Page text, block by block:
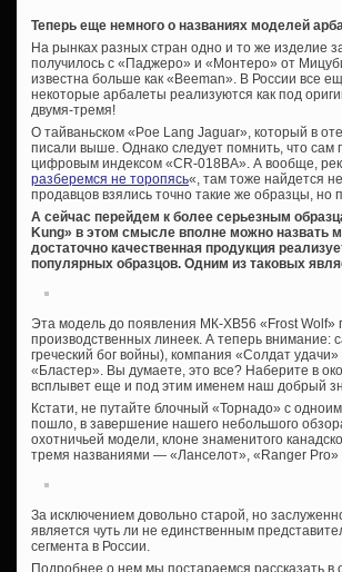
Теперь еще немного о названиях моделей
На рынках разных стран одно и то же изделие
получилось с «Паджеро» и «Монтеро» от
известна больше как «Beeman». В России все
некоторые арбалеты реализуются как под
двумя-тремя!
О тайваньском «Poe Lang Jaguar», который в
писали выше. Однако следует помнить, что сам
цифровым индексом «CR-018BA». А вообще,
разберемся не торопясь«, там тоже найдется
продавцов взялись точно такие же образцы,
А сейчас перейдем к более серьезным
Kung» в этом смысле вполне можно назвать
достаточно качественная продукция
популярных образцов. Одним из таковых
Эта модель до появления МК-XB56 «Frost Wolf»
производственных линеек. А теперь внимание:
греческий бог войны), компания «Солдат
«Бластер». Вы думаете, это все? Наберите в
всплывет еще и под этим именем наш добрый
Кстати, не путайте блочный «Торнадо» с
пошло, в завершение нашего небольшого
охотничьей модели, клоне знаменитого
тремя названиями — «Ланселот», «Ranger Pro»
За исключением довольно старой, но
является чуть ли не единственным
сегмента в России.
Подробнее о нем мы постараемся рассказать в